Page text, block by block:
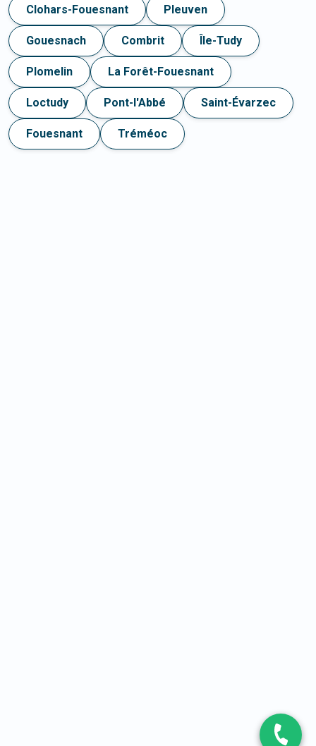
Clohars-Fouesnant Pleuven
Gouesnach Combrit Île-Tudy
Plomelin La Forêt-Fouesnant
Loctudy Pont-l'Abbé Saint-Évarzec
Fouesnant Tréméoc